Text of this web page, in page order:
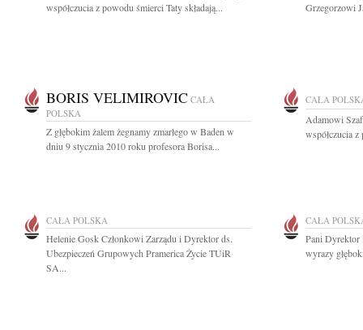
współczucia z powodu śmierci Taty składają...
Grzegorzowi
BORIS VELIMIROVIC CAŁA
POLSKA
Z głębokim żalem żegnamy zmarłego w Baden w
dniu 9 stycznia 2010 roku profesora Borisa...
CAŁA
Adamowi
współczucia
CAŁA POLSKA
Helenie Gosk Członkowi Zarządu i Dyrektor ds.
Ubezpieczeń Grupowych Pramerica Życie TUiR
SA...
CAŁA
Pani Dyrektor
wyrazy